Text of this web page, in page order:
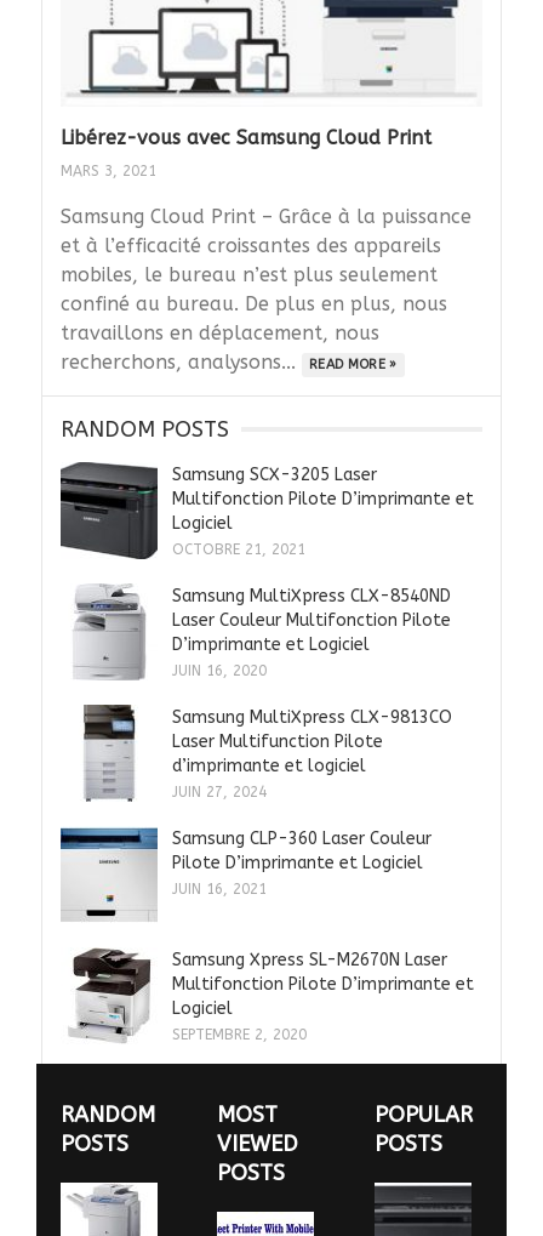
Libérez-vous avec Samsung Cloud Print
MARS 3, 2021
Samsung Cloud Print – Grâce à la puissance
et à l’efficacité croissantes des appareils
mobiles, le bureau n’est plus seulement
confiné au bureau. De plus en plus, nous
travaillons en déplacement, nous
recherchons, analysons...
READ MORE »
RANDOM POSTS
Samsung SCX-3205 Laser
Multifonction Pilote D’imprimante et
Logiciel
OCTOBRE 21, 2021
Samsung MultiXpress CLX-8540ND
Laser Couleur Multifonction Pilote
D’imprimante et Logiciel
JUIN 16, 2020
Samsung MultiXpress CLX-9813CO
Laser Multifunction Pilote
d’imprimante et logiciel
JUIN 27, 2024
Samsung CLP-360 Laser Couleur
Pilote D’imprimante et Logiciel
JUIN 16, 2021
Samsung Xpress SL-M2670N Laser
Multifonction Pilote D’imprimante et
Logiciel
SEPTEMBRE 2, 2020
RANDOM
POSTS
MOST
VIEWED
POSTS
POPULAR
POSTS